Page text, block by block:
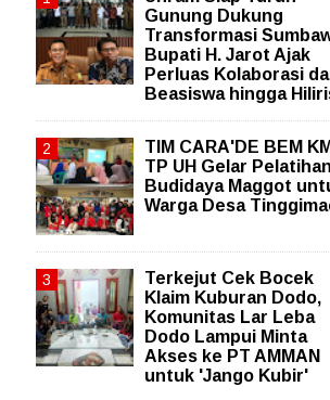
Gunung Dukung
Transformasi
Bupati H. Jarot Ajak
Perluas Kolaborasi
Beasiswa hingga
TIM CARA'DE BEM
TP UH Gelar Pelatihan
Budidaya Maggot
Warga Desa
Terkejut Cek Bocek
Klaim Kuburan Dodo,
Komunitas Lar Leba
Dodo Lampui Minta
Akses ke PT AMMAN
untuk 'Jango Kubir'